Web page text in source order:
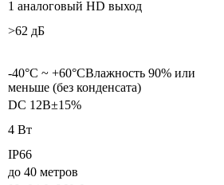
1 аналоговый HD выход
>62 дБ
-40°C ~ +60°CВлажность 90% или
меньше (без конденсата)
DC 12В±15%
4 Вт
IP66
до 40 метров